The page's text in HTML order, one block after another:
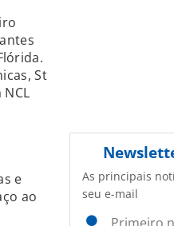
St
e
ao
As principais
seu e-mail